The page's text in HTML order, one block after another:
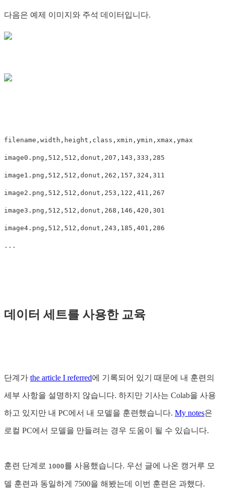
다음은 예제 이미지와 주석 데이터입니다.
filename,width,height,class,xmin,ymin,xmax,ymax
image0.png,512,512,donut,207,143,333,285
image1.png,512,512,donut,262,157,324,311
image2.png,512,512,donut,253,122,411,267
image3.png,512,512,donut,268,146,420,301
image4.png,512,512,donut,243,185,401,286
데이터 세트를 사용한 교육
단계가 the article I referred에 기록되어 있기 때문에 내 훈련의
세부 사항을 설명하지 않습니다. 하지만 기사는 Colab을 사용
하고 있지만 내 PC에서 내 모델을 훈련했습니다. My notes은
로컬 PC에서 모델을 만들려는 경우 도움이 될 수 있습니다.
훈련 단계로 1000를 사용했습니다. 우선 글에 나온 캥거루 모
델 훈련과 동일하게 7500을 해봤는데 이번 훈련은 과했다.